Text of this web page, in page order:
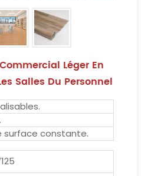
Léger En
Salles Du Personnel
surface constante.